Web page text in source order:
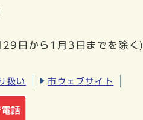
日から1月3日までを除く)
扱い 市ウェブサイト